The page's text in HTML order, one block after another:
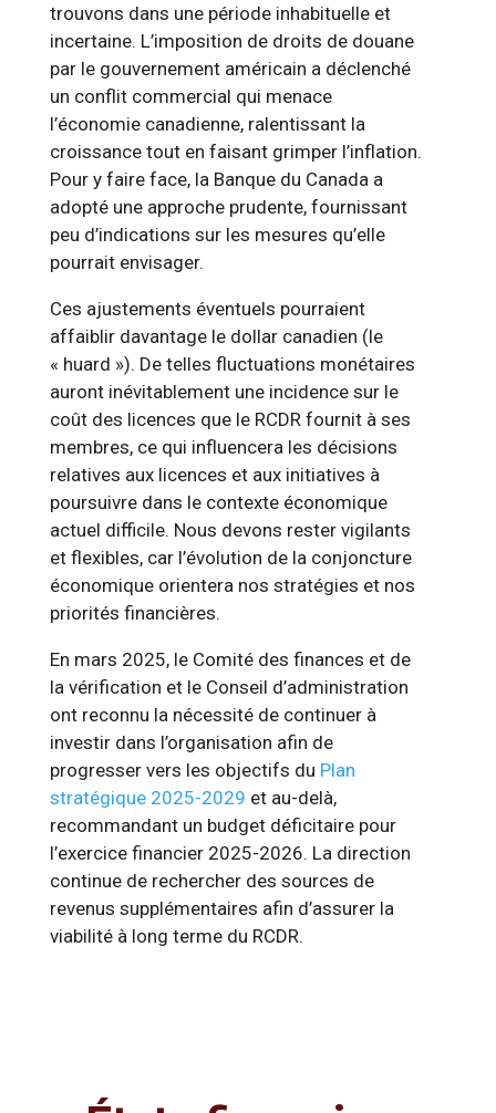
trouvons dans une période inhabituelle et
incertaine. L’imposition de droits de douane
par le gouvernement américain a déclenché
un conflit commercial qui menace
l’économie canadienne, ralentissant la
croissance tout en faisant grimper l’inflation.
Pour y faire face, la Banque du Canada a
adopté une approche prudente, fournissant
peu d’indications sur les mesures qu’elle
pourrait envisager.
Ces ajustements éventuels pourraient
affaiblir davantage le dollar canadien (le
« huard »). De telles fluctuations monétaires
auront inévitablement une incidence sur le
coût des licences que le RCDR fournit à ses
membres, ce qui influencera les décisions
relatives aux licences et aux initiatives à
poursuivre dans le contexte économique
actuel difficile. Nous devons rester vigilants
et flexibles, car l’évolution de la conjoncture
économique orientera nos stratégies et nos
priorités financières.
En mars 2025, le Comité des finances et de
la vérification et le Conseil d’administration
ont reconnu la nécessité de continuer à
investir dans l’organisation afin de
progresser vers les objectifs du Plan
stratégique 2025-2029 et au-delà,
recommandant un budget déficitaire pour
l’exercice financier 2025-2026. La direction
continue de rechercher des sources de
revenus supplémentaires afin d’assurer la
viabilité à long terme du RCDR.